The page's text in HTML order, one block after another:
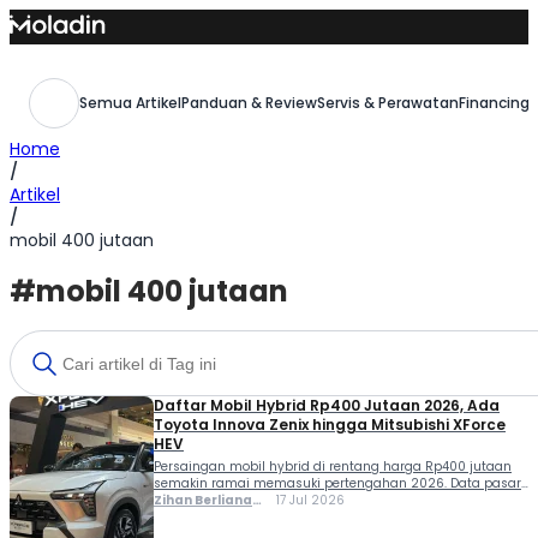
Skip
to
Semua ArtikelPanduan & ReviewServis & Perawatan
Home
/
Artikel
/
mobil 400 jutaan
#mobil 400 jutaan
Daftar Mobil Hybrid Rp400 Jutaan 2026, Ada
Toyota Innova Zenix hingga Mitsubishi XForce
HEV
Persaingan mobil hybrid di rentang harga Rp400 jutaan
semakin ramai memasuki pertengahan 2026. Data pasar
terbaru mencatat setidaknya belasan model kini
Zihan Berliana
17 Jul 2026